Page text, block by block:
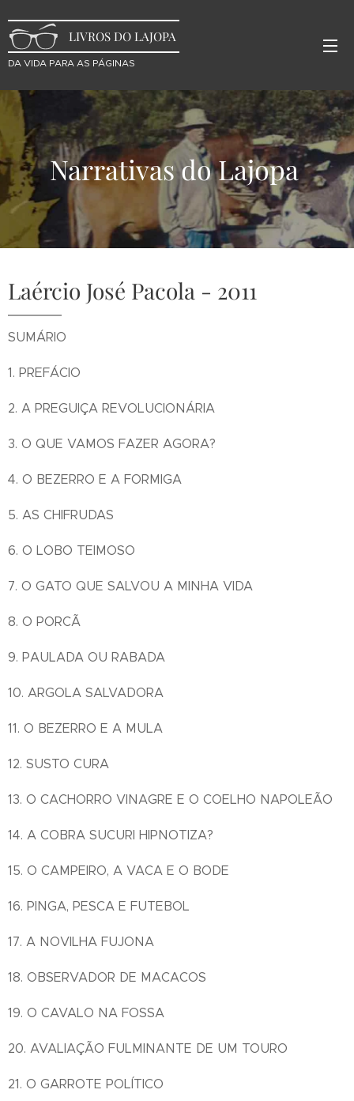
LIVROS DO LAJOPA
DA VIDA PARA AS PÁGINAS
Narrativas do Lajopa
Laércio José Pacola - 2011
SUMÁRIO
1. PREFÁCIO
2. A PREGUIÇA REVOLUCIONÁRIA
3. O QUE VAMOS FAZER AGORA?
4. O BEZERRO E A FORMIGA
5. AS CHIFRUDAS
6. O LOBO TEIMOSO
7. O GATO QUE SALVOU A MINHA VIDA
8. O PORCÃ
9. PAULADA OU RABADA
10. ARGOLA SALVADORA
11. O BEZERRO E A MULA
12. SUSTO CURA
13. O CACHORRO VINAGRE E O COELHO NAPOLEÃO
14. A COBRA SUCURI HIPNOTIZA?
15. O CAMPEIRO, A VACA E O BODE
16. PINGA, PESCA E FUTEBOL
17. A NOVILHA FUJONA
18. OBSERVADOR DE MACACOS
19. O CAVALO NA FOSSA
20. AVALIAÇÃO FULMINANTE DE UM TOURO
21. O GARROTE POLÍTICO